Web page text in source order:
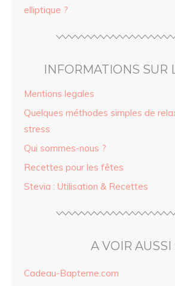
elliptique ?
INFORMATIONS SUR
Mentions legales
Quelques méthodes simples de
stress
Qui sommes-nous ?
Recettes pour les fêtes
Stevia : Utilisation & Recettes
A VOIR AUSSI
Cadeau-Bapteme.com